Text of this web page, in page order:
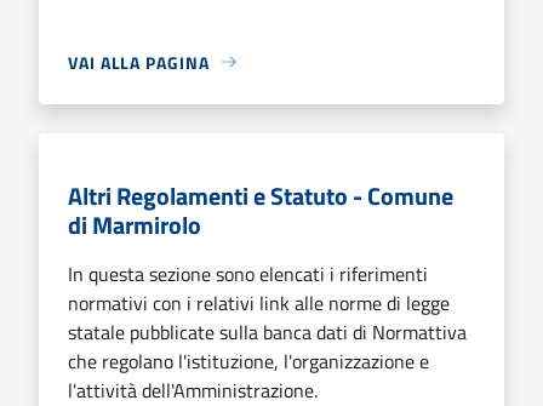
VAI ALLA PAGINA
Altri Regolamenti e Statuto - Comune
di Marmirolo
In questa sezione sono elencati i riferimenti
normativi con i relativi link alle norme di legge
statale pubblicate sulla banca dati di Normattiva
che regolano l'istituzione, l'organizzazione e
l'attività dell'Amministrazione.